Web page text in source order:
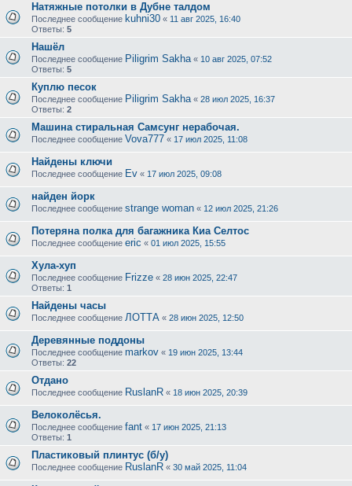
Натяжные потолки в Дубне талдом
Последнее сообщение kuhni30 « 11 авг 2025, 16:40
Ответы: 5
Нашёл
Последнее сообщение Piligrim Sakha « 10 авг 2025, 07:52
Ответы: 5
Куплю песок
Последнее сообщение Piligrim Sakha « 28 июл 2025, 16:37
Ответы: 2
Машина стиральная Самсунг нерабочая.
Последнее сообщение Vova777 « 17 июл 2025, 11:08
Найдены ключи
Последнее сообщение Ev « 17 июл 2025, 09:08
найден йорк
Последнее сообщение strange woman « 12 июл 2025, 21:26
Потеряна полка для багажника Киа Селтос
Последнее сообщение eric « 01 июл 2025, 15:55
Хула-хуп
Последнее сообщение Frizze « 28 июн 2025, 22:47
Ответы: 1
Найдены часы
Последнее сообщение ЛОТТА « 28 июн 2025, 12:50
Деревянные поддоны
Последнее сообщение markov « 19 июн 2025, 13:44
Ответы: 22
Отдано
Последнее сообщение RuslanR « 18 июн 2025, 20:39
Велоколёсья.
Последнее сообщение fant « 17 июн 2025, 21:13
Ответы: 1
Пластиковый плинтус (б/у)
Последнее сообщение RuslanR « 30 май 2025, 11:04